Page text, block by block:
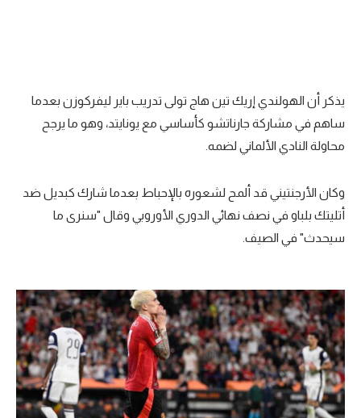
يذكر أن الهولندي إريك تين هاج تولى تدريب باير ليفركوزن بعدما
ساهم في مشاركة جارناتشو كأساسي مع يونايتد، وهو ما يرجح
محاولة النادي الألماني لضمه.
وكان الأرجنتيني قد ألمح لشعوره بالإحباط بعدما شارك كبديل ضد
أتليتك بلباو في نصف نهائي الدوري الأوروبي وقال "سنرى ما
سيحدث" في الصيف.